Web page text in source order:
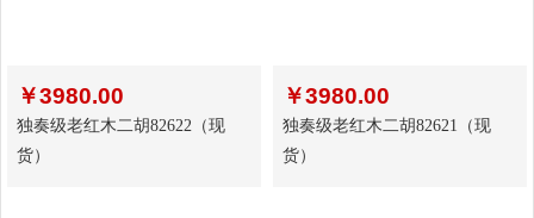
￥3980.00
独奏级老红木二胡82622（现
货）
￥3980.00
独奏级老红木二胡82621（现
货）